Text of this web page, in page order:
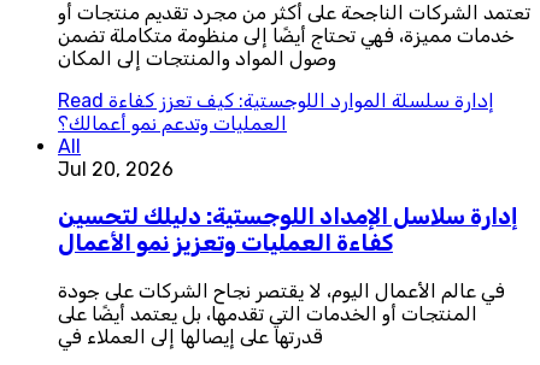
تعتمد الشركات الناجحة على أكثر من مجرد تقديم منتجات أو
خدمات مميزة، فهي تحتاج أيضًا إلى منظومة متكاملة تضمن
وصول المواد والمنتجات إلى المكان
Read إدارة سلسلة الموارد اللوجستية: كيف تعزز كفاءة
العمليات وتدعم نمو أعمالك؟
All
Jul 20, 2026
إدارة سلاسل الإمداد اللوجستية: دليلك لتحسين
كفاءة العمليات وتعزيز نمو الأعمال
في عالم الأعمال اليوم، لا يقتصر نجاح الشركات على جودة
المنتجات أو الخدمات التي تقدمها، بل يعتمد أيضًا على
قدرتها على إيصالها إلى العملاء في